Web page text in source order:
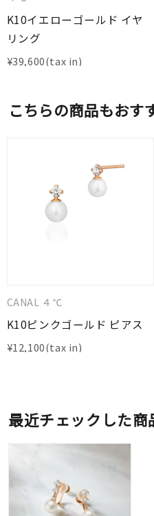
K10イエローゴールド イヤ
リング
¥39,600
こちらの商品もおす
CANAL ４℃
K10ピンクゴールド ピアス
¥12,100
最近チェックした商